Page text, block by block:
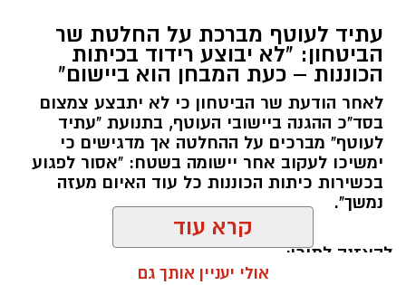
עתיד לעוטף מברכת על החלטת שר
הביטחון: "לא יבוצע רידוד בכיתות
הכוננות – כעת המבחן הוא ביישום"
לאחר הודעת שר הביטחון כי לא יתבצע צמצום
בסד"כ ההגנה ביישובי העוטף, בתנועת "עתיד
לעוטף" מברכים על ההחלטה אך מדגישים כי
ימשיכו לעקוב אחר יישומה בשטח: "אסור לפגוע
בכשירות כיתות הכוננות כל עוד האיום מעזה
נמשך".
להאזנה לתוכן:
קרא עוד
אולי יעניין אותך גם